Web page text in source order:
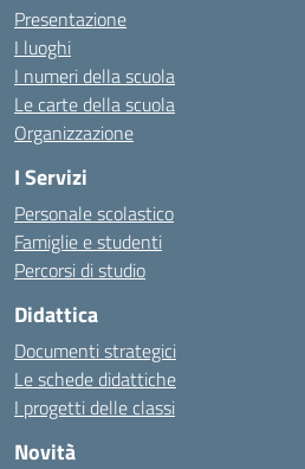
Presentazione
I luoghi
I numeri della scuola
Le carte della scuola
Organizzazione
I Servizi
Personale scolastico
Famiglie e studenti
Percorsi di studio
Didattica
Documenti strategici
Le schede didattiche
I progetti delle classi
Novità